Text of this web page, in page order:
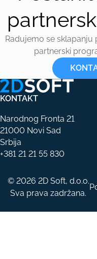
Radujemo se sklapanju partnerstva sa vama. Saznajte koji
partnerski
KONTAKT
Narodnog Fronta 21
21000 Novi Sad
Srbija
+381 21 21 55 830
© 2026 2D Soft, d.o.o.
Sva prava zadržana.